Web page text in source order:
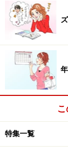
（30代 専
バーゲンで
たら、サイ
並ぶのが面
代 会社員
セールにな
で買ってし
特集一覧